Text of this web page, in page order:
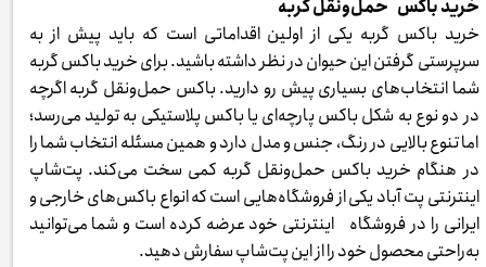
خرید باکس حمل‌ونقل گربه
خرید باکس گربه یکی از اولین اقداماتی است که باید پیش از به
سرپرستی گرفتن این حیوان در نظر داشته باشید. برای خرید باکس گربه
شما انتخاب‌های بسیاری پیش رو دارید. باکس حمل‌ونقل گربه اگرچه
در دو نوع به شکل باکس پارچه‌ای یا باکس پلاستیکی به تولید می‌رسد؛
اما تنوع بالایی در رنگ، جنس و مدل دارد و همین مسئله انتخاب شما را
در هنگام خرید باکس حمل‌ونقل گربه کمی سخت می‌کند. پت‌شاپ
اینترنتی پت آباد یکی از فروشگاه‌هایی است که انواع باکس‌های خارجی و
ایرانی را در فروشگاه اینترنتی خود عرضه کرده است و شما می‌توانید
به‌راحتی محصول خود را از این پت‌شاپ سفارش دهید.